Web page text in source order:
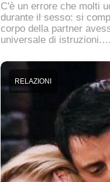
C'è un errore che molti
durante il sesso: si
corpo della partner
universale di istruzioni.…
RELAZIONI